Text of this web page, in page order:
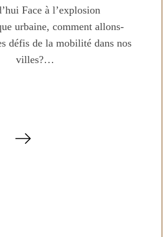
Face à l’explosion
urbaine, comment allons-
défis de la mobilité dans nos
villes?…